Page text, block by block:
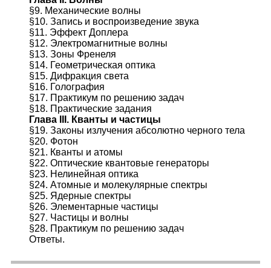
§9. Механические волны
§10. Запись и воспроизведение звука
§11. Эффект Доплера
§12. Электромагнитные волны
§13. Зоны Френеля
§14. Геометрическая оптика
§15. Дифракция света
§16. Голография
§17. Практикум по решению задач
§18. Практические задания
Глава III. Кванты и частицы
§19. Законы излучения абсолютно черного тела
§20. Фотон
§21. Кванты и атомы
§22. Оптические квантовые генераторы
§23. Нелинейная оптика
§24. Атомные и молекулярные спектры
§25. Ядерные спектры
§26. Элементарные частицы
§27. Частицы и волны
§28. Практикум по решению задач
Ответы.